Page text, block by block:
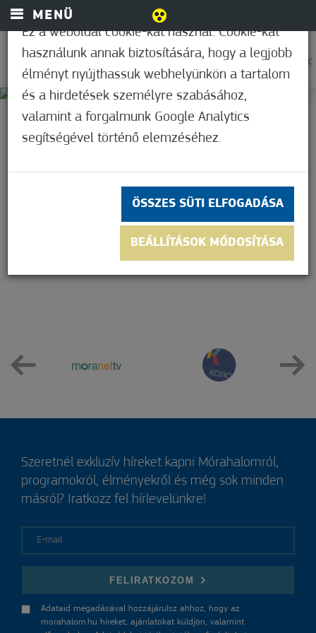
MENÜ
0
37,2°C
ARANYSZÖM
RENDEZVÉNYHÁZ
6782 Mórahalom Röszkei út 1
Ez a weboldal cookie-kat használ. Cookie-kat
használunk annak biztosítására, hogy a legjobb
élményt nyújthassuk webhelyünkön a tartalom
és a hirdetések személyre szabásához,
valamint a forgalmunk Google Analytics
segítségével történő elemzéséhez.
ÖSSZES SÜTI ELFOGADÁSA
BEÁLLÍTÁSOK MÓDOSÍTÁSA
Szeretnél exkluzív híreket kapni Mórahalomról,
programokról, élményekről és még sok minden
másról? Iratkozz fel hírlevelünkre!
FELIRATKOZOM
Adataid megadásával hozzájárulsz ahhoz, hogy az
morahalom.hu híreket, ajánlatokat küldjön, valamint